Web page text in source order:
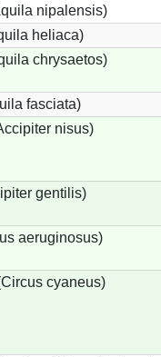
nipalensis)
heliaca)
chrysaetos)
fasciata)
nisus)
gentilis)
aeruginosus)
cyaneus)